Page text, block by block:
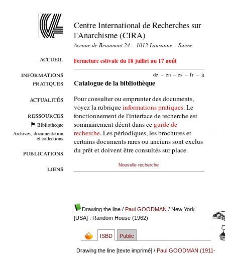
accueil
informations
pratiques
actualités
ressources
Bibliothèque
Archives, documentation
et collections
publications
liens
Centre International de Recherches sur
l'Anarchisme (CIRA)
Avenue de Beaumont 24 – 1012 Lausanne – Suisse
Fermeture estivale du 18 juillet au 17 août
de – en – es – fr – it
Catalogue de la bibliothèque
Pour consulter ou emprunter des documents,
voyez la rubriqueinformations pratiques. Le
fonctionnement de l'interface de recherche est
sommairement décrit dans ce guide de
recherche. Les périodiques, les brochures et
certains documents rares ou anciens sont exclus
du prêt et doivent être consultés sur place.
Nouvelle recherche
Drawing the line/ Paul GOODMAN / New York
[USA] : Random House (1962)
ISBD Public
Drawing the line [texte imprimé] /Paul GOODMAN (1911-